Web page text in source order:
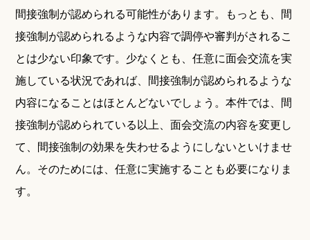
間接強制が認められる可能性があります。もっとも、間
接強制が認められるような内容で調停や審判がされるこ
とは少ない印象です。少なくとも、任意に面会交流を実
施している状況であれば、間接強制が認められるような
内容になることはほとんどないでしょう。本件では、間
接強制が認められている以上、面会交流の内容を変更し
て、間接強制の効果を失わせるようにしないといけませ
ん。そのためには、任意に実施することも必要になりま
す。